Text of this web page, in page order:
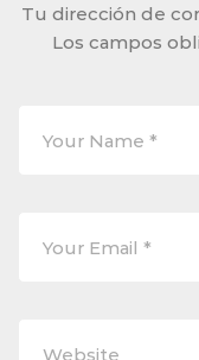
Tu dirección de
Los campos